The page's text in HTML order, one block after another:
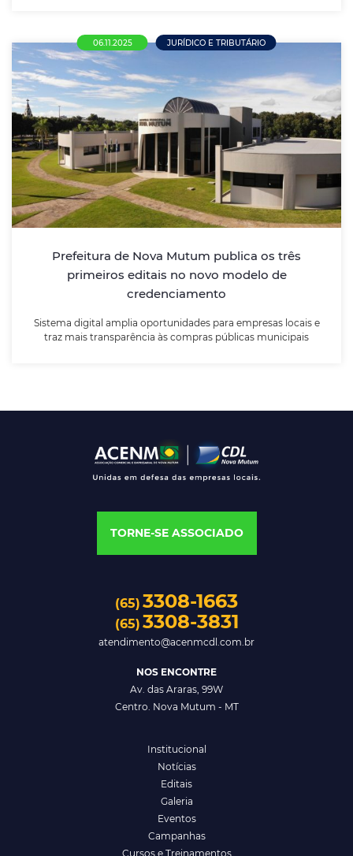
06.11.2025 JURÍDICO E TRIBUTÁRIO
Prefeitura de Nova Mutum publica os três
primeiros editais no novo modelo de
credenciamento
Sistema digital amplia oportunidades para empresas locais e
traz mais transparência às compras públicas municipais
Prefeitura de Nova Mutum publica os três
primeiros editais no novo modelo de
credenciamento
Sistema digital amplia oportunidades para empresas
locais e traz mais transparência às compras públicas
LEIA MAIS
TORNE-SE ASSOCIADO
(65) 3308-1663
(65) 3308-3831
atendimento@acenmcdl.com.br
NOS ENCONTRE
Av. das Araras, 99W
Centro. Nova Mutum - MT
Institucional
Notícias
Editais
Galeria
Eventos
Campanhas
Cursos e Treinamentos